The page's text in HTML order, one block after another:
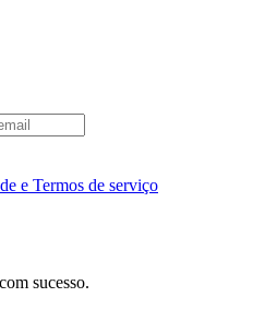
e Termos de serviço
sucesso.